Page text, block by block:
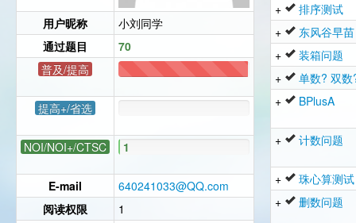
用户昵称
小刘同学
通过题目
70
普及/提高
提高+/省选
NOI/NOI+/CTSC 1
E-mail
640241033@QQ.com
阅读权限
1
+
排序测试
+
东风谷早苗
+
装箱问题
+
单数? 双数
+
BPlusA
+ 计数问题
+
珠心算测试
+
删数问题